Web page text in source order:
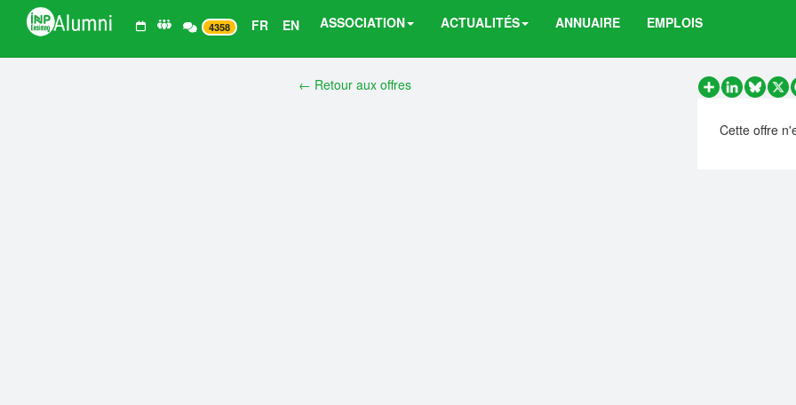
4358 FR EN ASSOCIATION ACTUALITÉS ANNUAIRE EMPLOIS
← Retour aux offres
PartagerLinkedInX
Cette offre